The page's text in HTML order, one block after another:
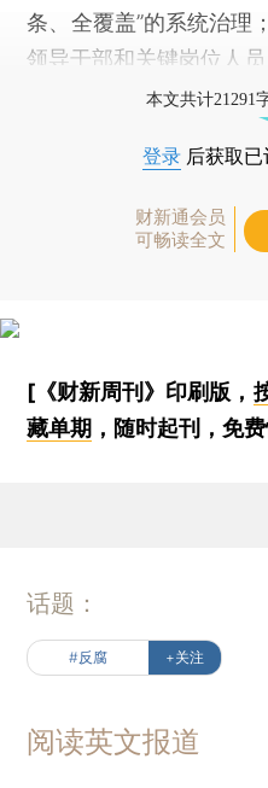
条、全覆盖”的系统治理
领导干部和关键岗位人
本文共计21291
登录 后获取
财新通会员
可畅读全文
[《财新周刊》印刷版，
藏单期 ，随时起刊，免
话题：
#反腐 +关注
阅读英文报道